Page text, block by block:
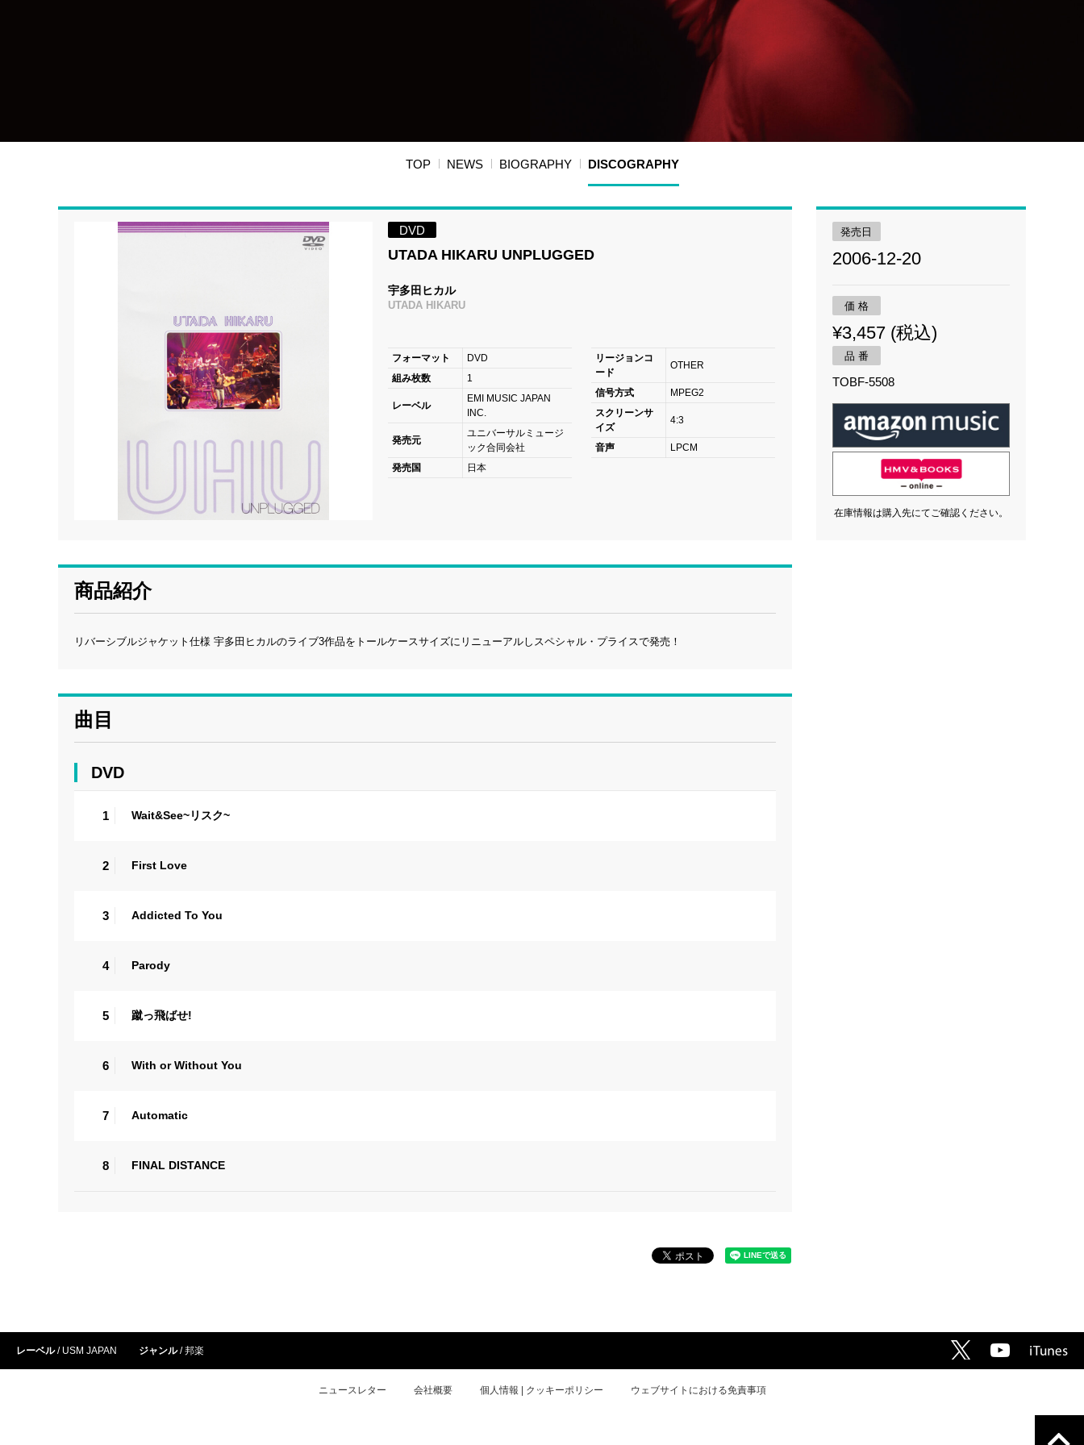
TOP NEWS BIOGRAPHY DISCOGRAPHY
DVD
UTADA HIKARU UNPLUGGED
宇多田ヒカル
UTADA HIKARU
フォーマット
DVD
組み枚数
1
レーベル
EMI MUSIC JAPAN
INC.
発売元
ユニバーサルミュージ
ック合同会社
発売国
日本
リージョンコ
ード
OTHER
信号方式
MPEG2
スクリーンサ
イズ
4:3
音声 LPCM
商品紹介
リバーシブルジャケット仕様 宇多田ヒカルのライブ3作品をトールケースサイズにリニューアルしスペシャル・プライスで発売！
曲目
DVD
1 Wait&See~リスク~
2 First Love
3 Addicted To You
4 Parody
5 蹴っ飛ばせ!
6 With or Without You
7 Automatic
8 FINAL DISTANCE
発売日
2006-12-20
価 格
¥3,457 (税込)
品 番
TOBF-5508
在庫情報は購入先にてご確認ください。
レーベル USM JAPAN ジャンル 邦楽
ニュースレター 会社概要 個人情報 | クッキーポリシー ウェブサイトにおける免責事項